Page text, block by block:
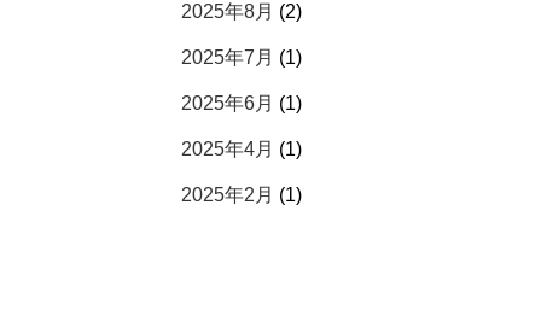
2025年8月 (2)
2025年7月 (1)
2025年6月 (1)
2025年4月 (1)
2025年2月 (1)